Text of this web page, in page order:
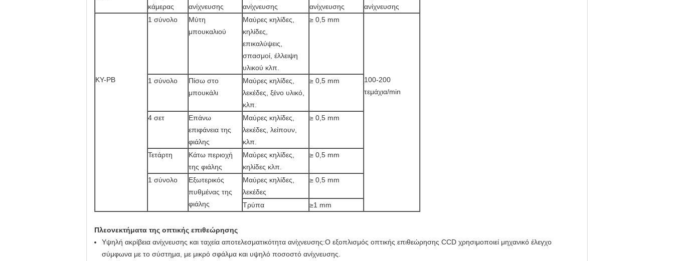
κάμερας
ανίχνευσης
ανίχνευσης
ανίχνευσης
ανίχνευσης
KY-PB
1 σύνολο
Μύτη
μπουκαλιού
Μαύρες κηλίδες,
κηλίδες,
επικαλύψεις,
σπασμοί, έλλειψη
υλικού κλπ.
≥ 0,5 mm
100-200
τεμάχια/min
1 σύνολο
Πίσω στο
μπουκάλι
Μαύρες κηλίδες,
λεκέδες, ξένο υλικό,
κλπ.
≥ 0,5 mm
4 σετ
Επάνω
επιφάνεια της
φιάλης
Μαύρες κηλίδες,
λεκέδες, λείπουν,
κλπ.
≥ 0,5 mm
Τετάρτη
Κάτω περιοχή
της φιάλης
Μαύρες κηλίδες,
κηλίδες κλπ.
≥ 0,5 mm
1 σύνολο
Εξωτερικός
πυθμένας της
φιάλης
Μαύρες κηλίδες,
λεκέδες
≥ 0,5 mm
Τρύπα ≥1 mm
Πλεονεκτήματα της οπτικής επιθεώρησης
Υψηλή ακρίβεια ανίχνευσης και ταχεία αποτελεσματικότητα ανίχνευσης:Ο εξοπλισμός οπτικής επιθεώρησης CCD χρησιμοποιεί μηχανικό έλεγχο
σύμφωνα με το σύστημα, με μικρό σφάλμα και υψηλό ποσοστό ανίχνευσης.